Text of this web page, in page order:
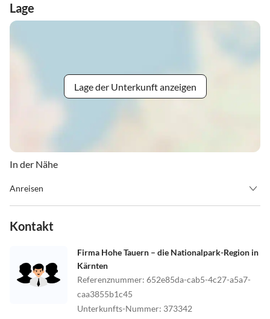
Lage
Lage der Unterkunft anzeigen
In der Nähe
Anreisen
Kontakt
Firma Hohe Tauern – die Nationalpark-Region in
Kärnten
Referenznummer: 652e85da-cab5-4c27-a5a7-
caa3855b1c45
Unterkunfts-Nummer: 373342